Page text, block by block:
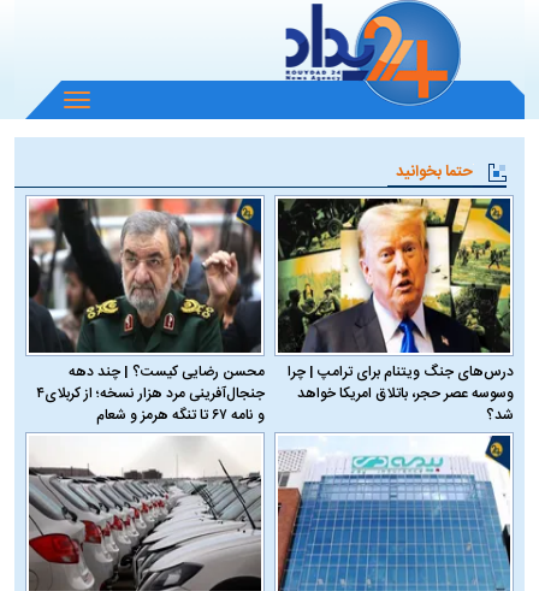
باز
و
منو
حتما بخوانید
درس‌های جنگ ویتنام برای ترامپ | چرا
وسوسه عصر حجر، باتلاق امریکا خواهد
شد؟
محسن رضایی کیست؟ | چند دهه
جنجال‌آفرینی مرد هزار نسخه؛ از کربلای۴
و نامه ۶۷ تا تنگه هرمز و شعام